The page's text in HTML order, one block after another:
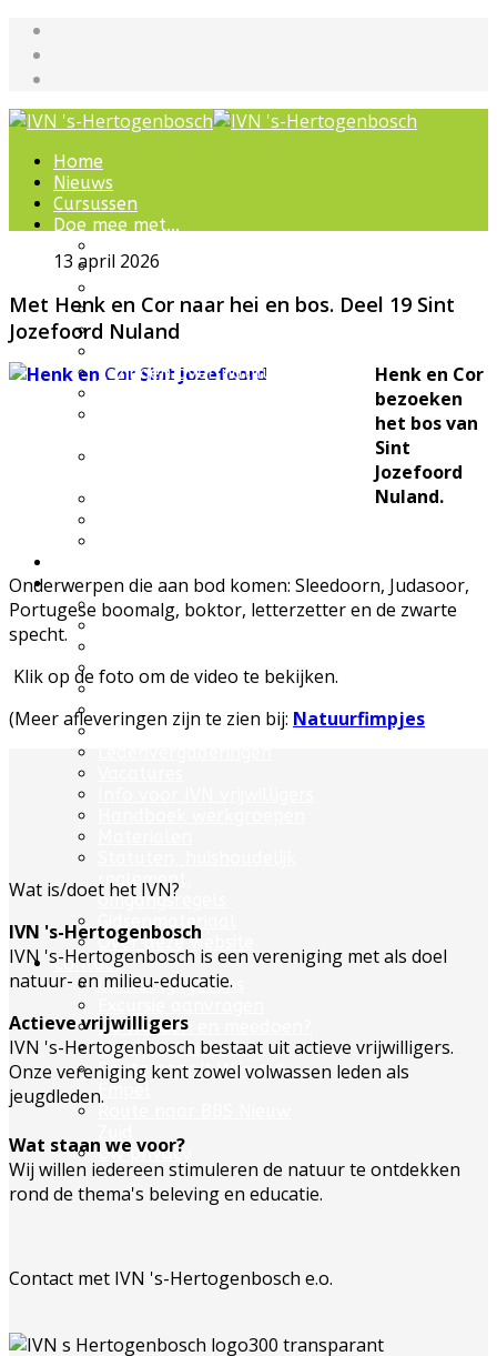
Home
Nieuws
Cursussen
Doe mee met...
IVN natuurcursussen
Landschapsbeheer
Jeugdnatuurgroep
Lezingen over natuur
Vereniging
Over IVN natuureducatie
Werkgroepen
Nieuwsflits nieuwsbrief
Den Boschrietsangher
Jaarboeken
Bestuur
reglement,
omgangsregels
Gidsenmateriaal
Over deze website
Contact
Contactgegevens
Lid worden en meedoen?
Meldpunt Natuur
Route naar 't Wikveld
Empel
Uw privacy
13 april 2026
Met Henk en Cor naar hei en bos. Deel 19 Sint
Jozefoord Nuland
Henk en Cor
bezoeken
het bos van
Sint
Jozefoord
Nuland.
Onderwerpen die aan bod komen: Sleedoorn, Judasoor,
Portugese boomalg, boktor, letterzetter en de zwarte
specht.
Klik op de foto om de video te bekijken.
(Meer afleveringen zijn te zien bij: Natuurfimpjes
Wat is/doet het IVN?
IVN 's-Hertogenbosch
IVN 's-Hertogenbosch is een vereniging met als doel
natuur- en milieu-educatie.
Actieve vrijwilligers
IVN 's-Hertogenbosch bestaat uit actieve vrijwilligers.
Onze vereniging kent zowel volwassen leden als
jeugdleden.
Wat staan we voor?
Wij willen iedereen stimuleren de natuur te ontdekken
rond de thema's beleving en educatie.
Contact met IVN 's-Hertogenbosch e.o.